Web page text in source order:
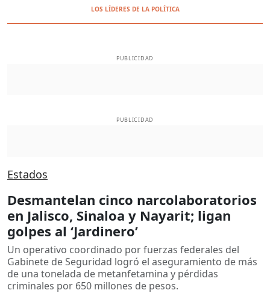
LOS LÍDERES DE LA POLÍTICA
PUBLICIDAD
PUBLICIDAD
Estados
Desmantelan cinco narcolaboratorios
en Jalisco, Sinaloa y Nayarit; ligan
golpes al ‘Jardinero’
Un operativo coordinado por fuerzas federales del
Gabinete de Seguridad logró el aseguramiento de más
de una tonelada de metanfetamina y pérdidas
criminales por 650 millones de pesos.